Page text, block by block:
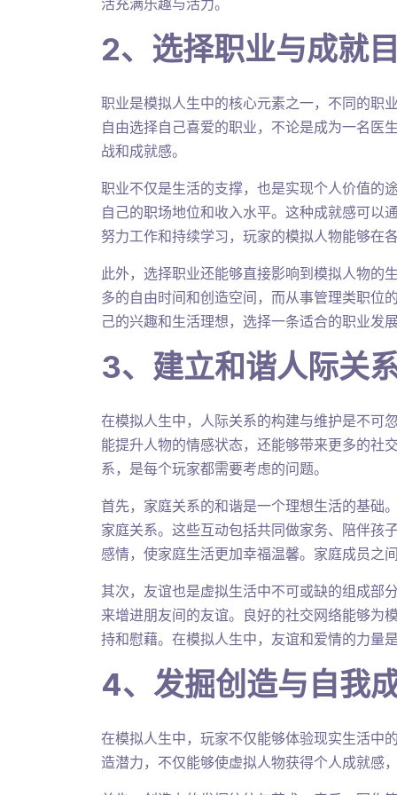
2、选择职业与成就
职业是模拟人生中的核心元素之一，不同的职
自由选择自己喜爱的职业，不论是成为一名医
战和成就感。
职业不仅是生活的支撑，也是实现个人价值的
自己的职场地位和收入水平。这种成就感可以
努力工作和持续学习，玩家的模拟人物能够在
此外，选择职业还能够直接影响到模拟人物的
多的自由时间和创造空间，而从事管理类职位
己的兴趣和生活理想，选择一条适合的职业发
3、建立和谐人际关
在模拟人生中，人际关系的构建与维护是不可
能提升人物的情感状态，还能够带来更多的社
系，是每个玩家都需要考虑的问题。
首先，家庭关系的和谐是一个理想生活的基础
家庭关系。这些互动包括共同做家务、陪伴孩
感情，使家庭生活更加幸福温馨。家庭成员之
其次，友谊也是虚拟生活中不可或缺的组成部
来增进朋友间的友谊。良好的社交网络能够为
持和慰藉。在模拟人生中，友谊和爱情的力量
4、发掘创造与自我
在模拟人生中，玩家不仅能够体验现实生活中
造潜力，不仅能够使虚拟人物获得个人成就感